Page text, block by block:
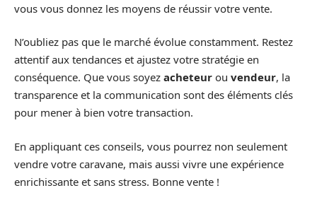
vous vous donnez les moyens de réussir votre vente.
N’oubliez pas que le marché évolue constamment. Restez
attentif aux tendances et ajustez votre stratégie en
conséquence. Que vous soyez acheteur ou vendeur, la
transparence et la communication sont des éléments clés
pour mener à bien votre transaction.
En appliquant ces conseils, vous pourrez non seulement
vendre votre caravane, mais aussi vivre une expérience
enrichissante et sans stress. Bonne vente !